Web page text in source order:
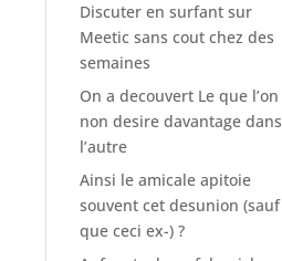
Discuter en surfant sur
Meetic sans cout chez des
semaines
On a decouvert Le que l’on
non desire davantage dans
l’autre
Ainsi le amicale apitoie
souvent cet desunion (sauf
que ceci ex-) ?